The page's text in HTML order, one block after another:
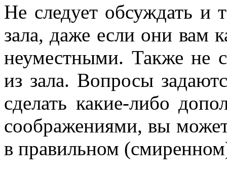
Не следует обсуждать и
зала, даже если они вам
неуместными. Также не
из зала. Вопросы
сделать какие-либо
соображениями, вы
в правильном